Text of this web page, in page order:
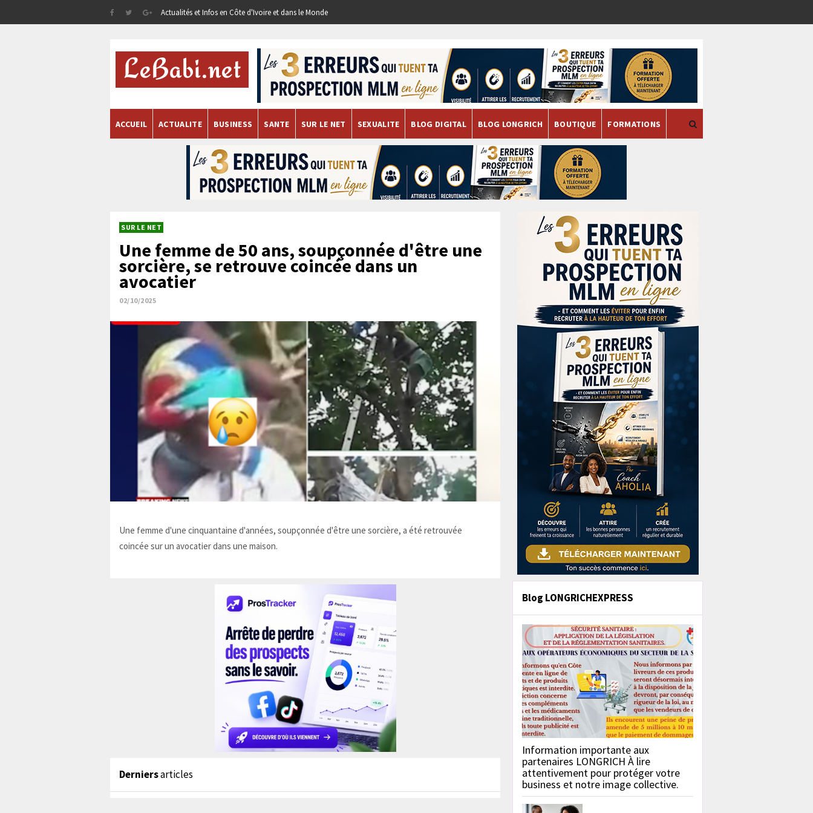
Actualités et Infos en Côte d'Ivoire et dans le Monde
ACCUEIL ACTUALITE BUSINESS SANTE SUR LE NET SEXUALITE BLOG DIGITAL BLOG LONGRICH BOUTIQUE FORMATIONS
SUR LE NET
Une femme de 50 ans, soupçonnée d'être une
sorcière, se retrouve coincée dans un
avocatier
02/10/2025
Une femme d'une cinquantaine d'années, soupçonnée d'être une sorcière, a été retrouvée
coincée sur un avocatier dans une maison.
Derniersarticles
Blog LONGRICHEXPRESS
Information importante aux
partenaires LONGRICH À lire
attentivement pour protéger votre
business et notre image collective.